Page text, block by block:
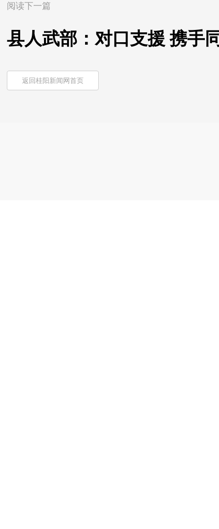
阅读下一篇
县人武部：对口支援 携手
返回桂阳新闻网首页